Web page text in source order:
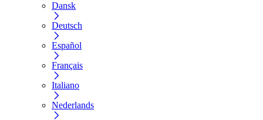
Dansk
Deutsch
Español
Français
Italiano
Nederlands